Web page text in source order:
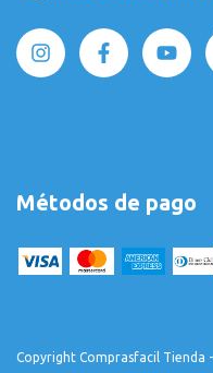
Métodos de pago
Copyright Comprasfacil Tienda